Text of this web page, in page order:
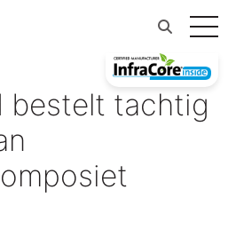
bestelt tachtig